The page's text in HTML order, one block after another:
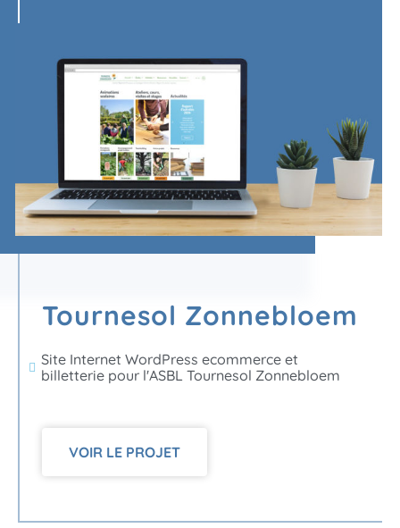
Tournesol Zonnebloem
Site Internet WordPress ecommerce et
billetterie pour l'ASBL Tournesol Zonnebloem
VOIR LE PROJET